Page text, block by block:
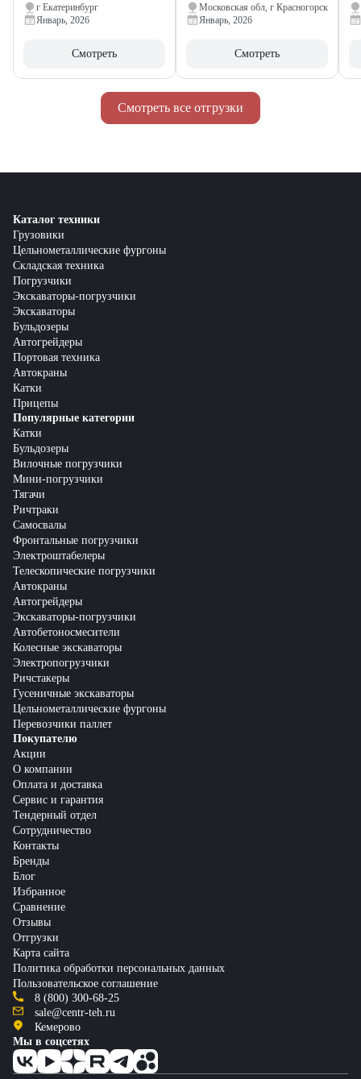
Смотреть все отгрузки
г Екатеринбург
Январь, 2026
Смотреть
Московская обл, г Красногорск
Январь, 2026
Смотреть
Каталог техники
Грузовики
Цельнометаллические фургоны
Складская техника
Погрузчики
Экскаваторы-погрузчики
Экскаваторы
Бульдозеры
Автогрейдеры
Портовая техника
Автокраны
Катки
Прицепы
Популярные категории
Катки
Бульдозеры
Вилочные погрузчики
Мини-погрузчики
Тягачи
Ричтраки
Самосвалы
Фронтальные погрузчики
Электроштабелеры
Телескопические погрузчики
Автокраны
Автогрейдеры
Экскаваторы-погрузчики
Автобетоносмесители
Колесные экскаваторы
Электропогрузчики
Ричстакеры
Гусеничные экскаваторы
Цельнометаллические фургоны
Перевозчики паллет
Покупателю
Акции
О компании
Оплата и доставка
Сервис и гарантия
Тендерный отдел
Сотрудничество
Контакты
Бренды
Блог
Избранное
Сравнение
Отзывы
Отгрузки
Карта сайта
Политика обработки персональных данных
Пользовательское соглашение
8 (800) 300-68-25
sale@centr-teh.ru
Кемерово
Мы в соцсетях